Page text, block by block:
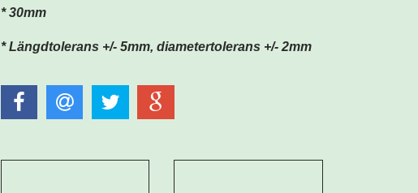
* 30mm
* Längdtolerans +/- 5mm, diametertolerans +/- 2mm